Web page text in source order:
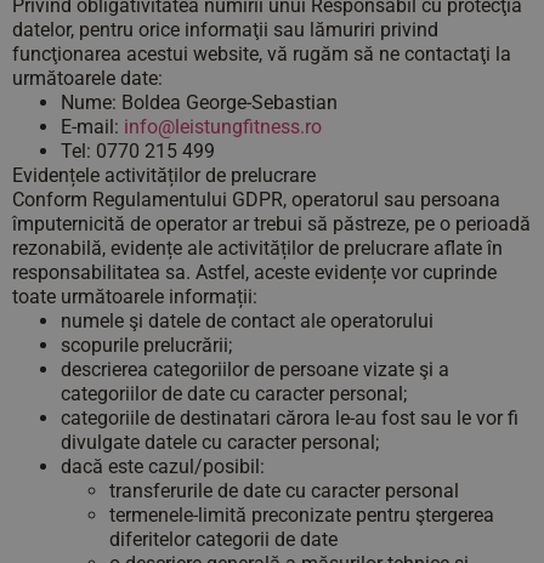
Privind obligativitatea numirii unui Responsabil cu protecţia
datelor, pentru orice informaţii sau lămuriri privind
funcţionarea acestui website, vă rugăm să ne contactaţi la
următoarele date:
Nume: Boldea George-Sebastian
E-mail: info@leistungfitness.ro
Tel: 0770 215 499
Evidențele activităților de prelucrare
Conform Regulamentului GDPR, operatorul sau persoana
împuternicită de operator ar trebui să păstreze, pe o perioadă
rezonabilă, evidențe ale activităților de prelucrare aflate în
responsabilitatea sa. Astfel, aceste evidențe vor cuprinde
toate următoarele informații:
numele şi datele de contact ale operatorului
scopurile prelucrării;
descrierea categoriilor de persoane vizate şi a
categoriilor de date cu caracter personal;
categoriile de destinatari cărora le-au fost sau le vor fi
divulgate datele cu caracter personal;
dacă este cazul/posibil:
transferurile de date cu caracter personal
termenele-limită preconizate pentru ştergerea
diferitelor categorii de date